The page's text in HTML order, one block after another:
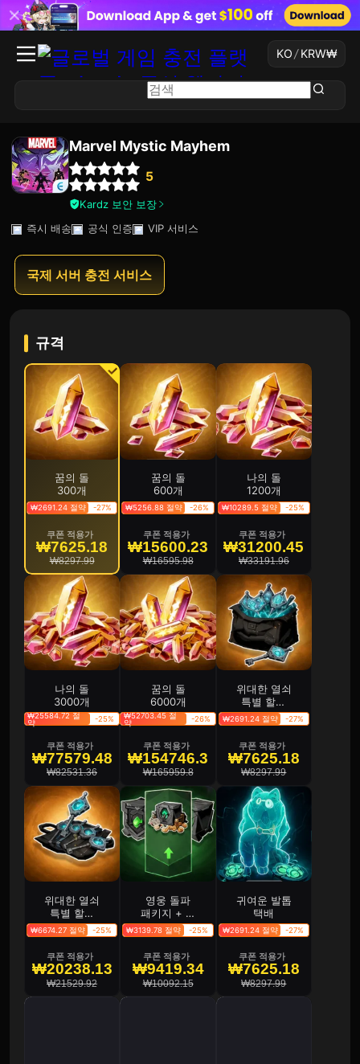
KO/ KRW₩
Marvel Mystic Mayhem
5
Kardz 보안 보장
즉시 배송
공식 인증 VIP 서비스
국제 서버 충전 서비스
규격
꿈의 돌
300개
₩2691.24 절약 -27%
쿠폰 적용가
₩7625.18
₩8297.99
꿈의 돌
600개
₩5256.88 절약 -26%
쿠폰 적용가
₩15600.23
₩16595.98
나의 돌
1200개
₩10289.5 절약 -25%
쿠폰 적용가
₩31200.45
₩33191.96
나의 돌
3000개
₩25584.72 절
약
-25%
쿠폰 적용가
₩77579.48
₩82531.36
꿈의 돌
6000개
₩52703.45 절
약
-26%
쿠폰 적용가
₩154746.3
₩165959.8
위대한 열쇠
특별 할인
패키지
₩2691.24 절약 -27%
쿠폰 적용가
₩7625.18
₩8297.99
위대한 열쇠
특별 할인
패키지 II
₩6674.27 절약 -25%
쿠폰 적용가
₩20238.13
₩21529.92
영웅 돌파
패키지 + 영
웅 재능 업
그레이드 패
키지 + 영웅
레벨 상승
패키지
₩3139.78 절약 -25%
쿠폰 적용가
₩9419.34
₩10092.15
귀여운 발톱
택배
₩2691.24 절약 -27%
쿠폰 적용가
₩7625.18
₩8297.99